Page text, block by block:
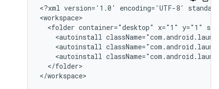
<?xml version='1.0' encoding='UTF-8'
<folder container="desktop" x="1" y="1"
<autoinstall
<autoinstall
<autoinstall
</folder>